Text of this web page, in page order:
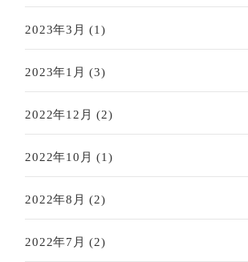
2023年3月 (1)
2023年1月 (3)
2022年12月 (2)
2022年10月 (1)
2022年8月 (2)
2022年7月 (2)